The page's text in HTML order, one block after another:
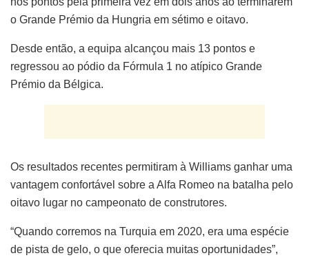
o Grande Prémio da Hungria em sétimo e oitavo.
Desde então, a equipa alcançou mais 13 pontos e
regressou ao pódio da Fórmula 1 no atípico Grande
Prémio da Bélgica.
Os resultados recentes permitiram à Williams ganhar uma
vantagem confortável sobre a Alfa Romeo na batalha pelo
oitavo lugar no campeonato de construtores.
“Quando corremos na Turquia em 2020, era uma espécie
de pista de gelo, o que oferecia muitas oportunidades”,